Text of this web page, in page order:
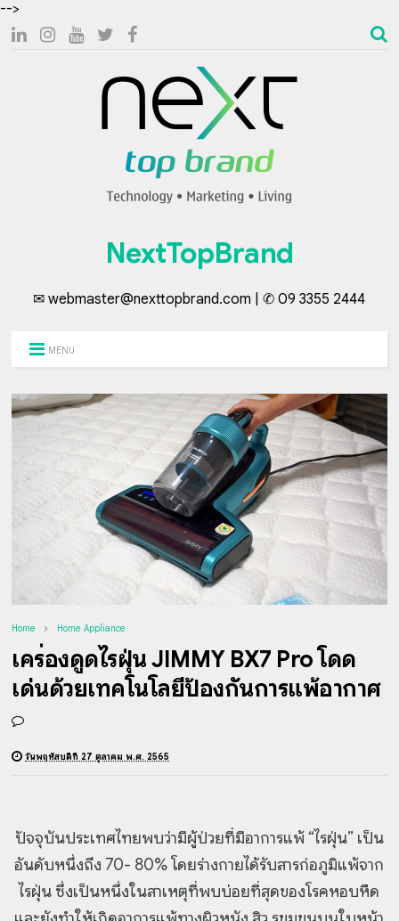
-->
NextTopBrand
✉ webmaster@nexttopbrand.com | ✆ 09 3355 2444
MENU
Home Home Appliance
เครื่องดูดไรฝุ่น JIMMY BX7 Pro โดด
เด่นด้วยเทคโนโลยีป้องกันการแพ้อากาศ
วันพฤหัสบดีที่ 27 ตุลาคม พ.ศ. 2565
ปัจจุบันประเทศไทยพบว่ามีผู้ป่วยที่มีอาการแพ้ “ไรฝุ่น” เป็น
อันดับหนึ่งถึง 70- 80% โดยร่างกายได้รับสารก่อภูมิแพ้จาก
ไรฝุ่น ซึ่งเป็นหนึ่งในสาเหตุที่พบบ่อยที่สุดของโรคหอบหืด